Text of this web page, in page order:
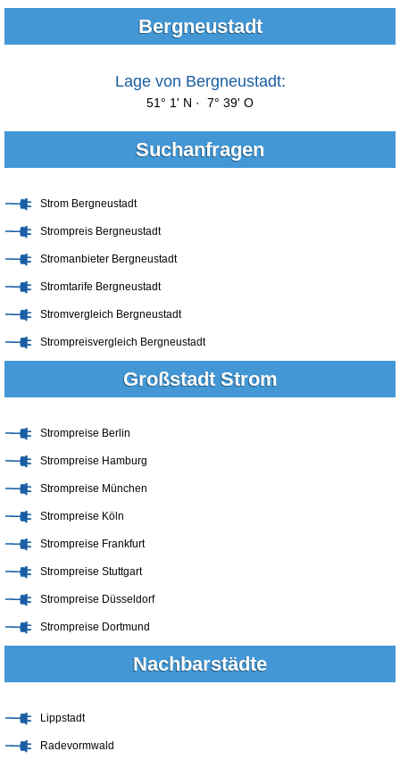
Bergneustadt
Lage von Bergneustadt:
51° 1' N · 7° 39' O
Suchanfragen
Strom Bergneustadt
Strompreis Bergneustadt
Stromanbieter Bergneustadt
Stromtarife Bergneustadt
Stromvergleich Bergneustadt
Strompreisvergleich Bergneustadt
Großstadt Strom
Strompreise Berlin
Strompreise Hamburg
Strompreise München
Strompreise Köln
Strompreise Frankfurt
Strompreise Stuttgart
Strompreise Düsseldorf
Strompreise Dortmund
Nachbarstädte
Lippstadt
Radevormwald